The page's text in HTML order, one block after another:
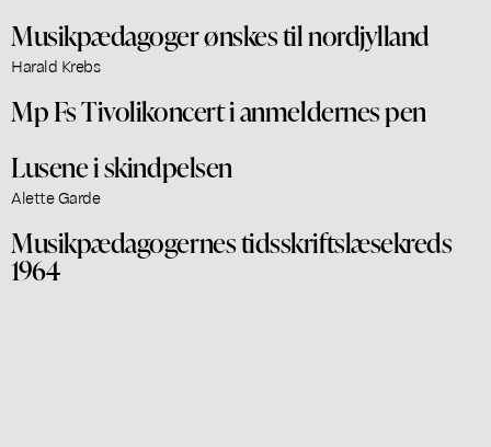
Musikpædagoger ønskes til nordjylland
Harald Krebs
Mp Fs Tivolikoncert i anmeldernes pen
Lusene i skindpelsen
Alette Garde
Musikpædagogernes tidsskriftslæsekreds
1964